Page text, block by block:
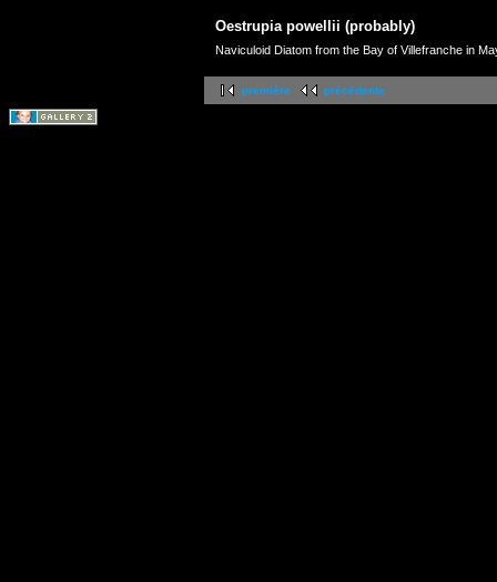
Oestrupia powellii (probably)
Naviculoid Diatom from the Bay of Villefranche in
première précédente